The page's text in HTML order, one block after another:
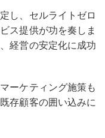
し、セルライトゼロ
ス提供が功を奏しま
経営の安定化に成功
ーケティング施策も
存顧客の囲い込みに